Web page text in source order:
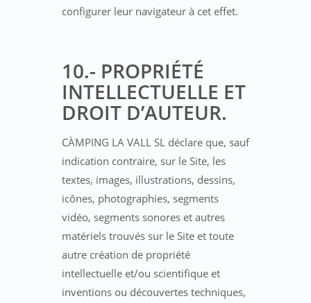
configurer leur navigateur à cet effet.
10.- PROPRIÉTÉ
INTELLECTUELLE ET
DROIT D’AUTEUR.
CÀMPING LA VALL SL déclare que, sauf
indication contraire, sur le Site, les
textes, images, illustrations, dessins,
icônes, photographies, segments
vidéo, segments sonores et autres
matériels trouvés sur le Site et toute
autre création de propriété
intellectuelle et/ou scientifique et
inventions ou découvertes techniques,